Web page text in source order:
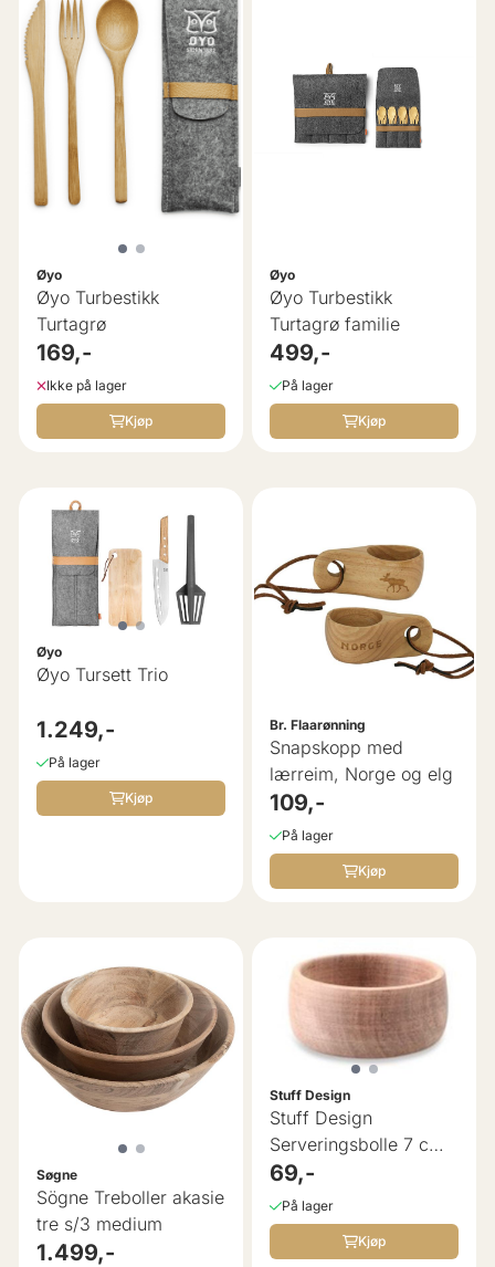
Øyo
Øyo Turbestikk
Turtagrø
169,-
Ikke på lager
Kjøp
Øyo
Øyo Turbestikk
Turtagrø familie
499,-
På lager
Kjøp
Øyo
Øyo Tursett Trio
1.249,-
På lager
Kjøp
Br. Flaarønning
Snapskopp med
lærreim, Norge og elg
109,-
På lager
Kjøp
Søgne
Sögne Treboller akasie
tre s/3 medium
1.499,-
Stuff Design
Stuff Design
Serveringsbolle 7 cm
Acacia
69,-
På lager
Kjøp